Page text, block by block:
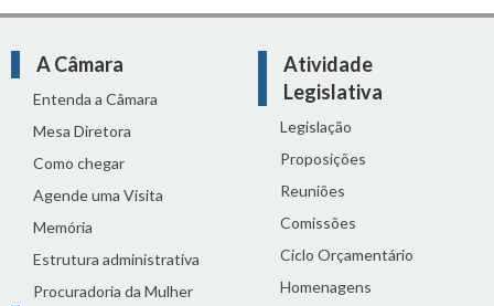
A Câmara
Entenda a Câmara
Mesa Diretora
Como chegar
Agende uma Visita
Memória
Estrutura administrativa
Procuradoria da Mulher
Atividade
Legislativa
Legislação
Proposições
Reuniões
Comissões
Ciclo Orçamentário
Homenagens